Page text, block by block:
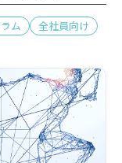
ム 全社員向け